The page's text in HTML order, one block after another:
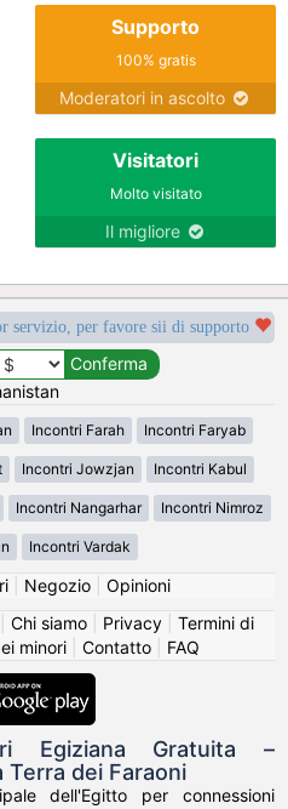
Supporto
100% gratis
Moderatori in ascolto
Visitatori
Molto visitato
Il migliore
servizio, per favore sii di supporto
Incontri Farah Incontri Faryab
Incontri Jowzjan Incontri Kabul
Incontri Nangarhar Incontri Nimroz
Incontri Vardak
| Negozio| Opinioni
Chi siamo| Privacy| Termini di
minori| Contatto| FAQ
Egiziana Gratuita –
dei Faraoni
dell'Egitto per connessioni